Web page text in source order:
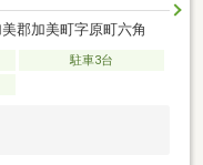
郡加美町字原町六角
駐車3台